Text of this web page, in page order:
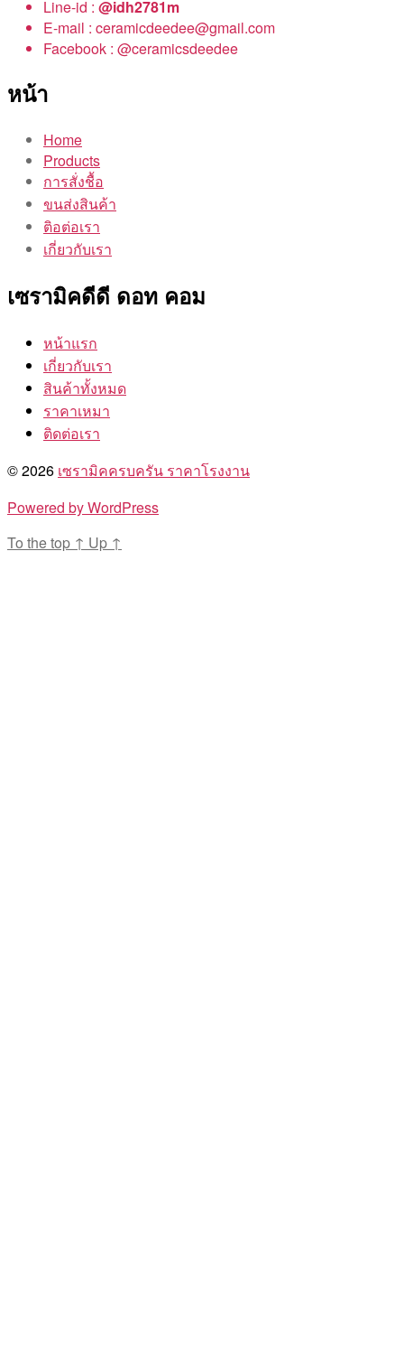
Line-id : @idh2781m
E-mail : ceramicdeedee@gmail.com
Facebook : @ceramicsdeedee
หน้า
Home
Products
การสั่งชื้อ
ขนส่งสินค้า
ติอต่อเรา
เกี่ยวกับเรา
เซรามิคดีดี ดอท คอม
หน้าแรก
เกี่ยวกับเรา
สินค้าทั้งหมด
ราคาเหมา
ติดต่อเรา
© 2026 เซรามิคครบครัน ราคาโรงงาน
Powered by WordPress
To the top ↑ Up ↑